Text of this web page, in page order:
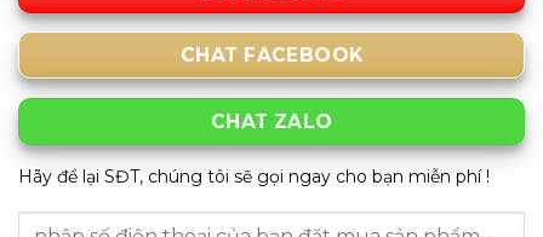
CHAT FACEBOOK
CHAT ZALO
Hãy để lại SĐT, chúng tôi sẽ gọi ngay cho bạn miễn phí !